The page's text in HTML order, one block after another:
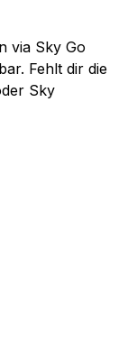
via Sky Go
Fehlt dir die
Sky